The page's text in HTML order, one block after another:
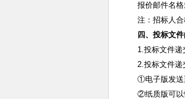
报价邮件名格
注：招标人
四、投标文
1.投标文件递
2.投标文件递
①电子版发送
②纸质版可以